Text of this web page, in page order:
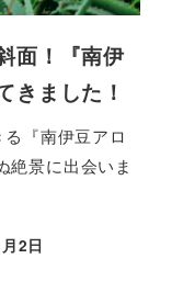
面！『南伊
きました！
『南伊豆アロ
絶景に出会いま
2日